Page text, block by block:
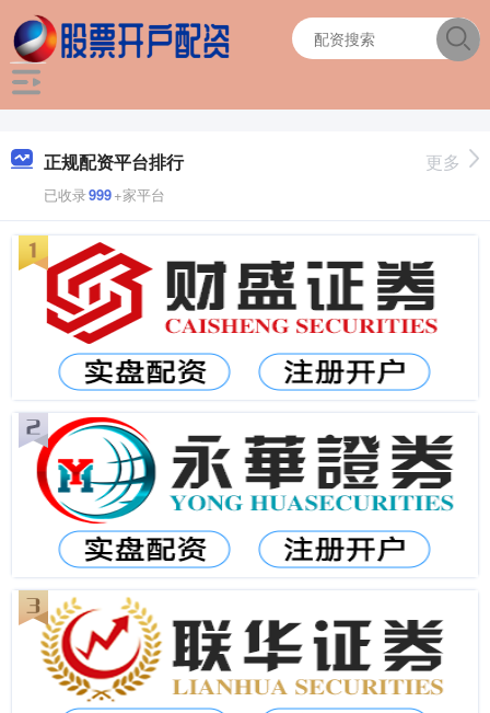
正规配资平台排行
已收录999+家平台
更多